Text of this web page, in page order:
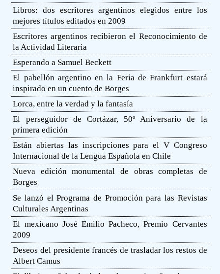
Libros: dos escritores argentinos elegidos entre los
mejores títulos editados en 2009
Escritores argentinos recibieron el Reconocimiento de
la Actividad Literaria
Esperando a Samuel Beckett
El pabellón argentino en la Feria de Frankfurt estará
inspirado en un cuento de Borges
Lorca, entre la verdad y la fantasía
El perseguidor de Cortázar, 50º Aniversario de la
primera edición
Están abiertas las inscripciones para el V Congreso
Internacional de la Lengua Española en Chile
Nueva edición monumental de obras completas de
Borges
Se lanzó el Programa de Promoción para las Revistas
Culturales Argentinas
El mexicano José Emilio Pacheco, Premio Cervantes
2009
Deseos del presidente francés de trasladar los restos de
Albert Camus